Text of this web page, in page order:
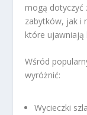
mogą dotyczyć
zabytków, jak i
które ujawniają
Wśród
wyróżnić:
Wycieczki